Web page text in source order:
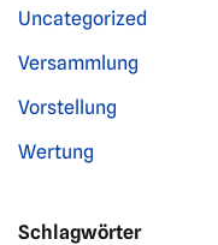
Uncategorized
Versammlung
Vorstellung
Wertung
Schlagwörter